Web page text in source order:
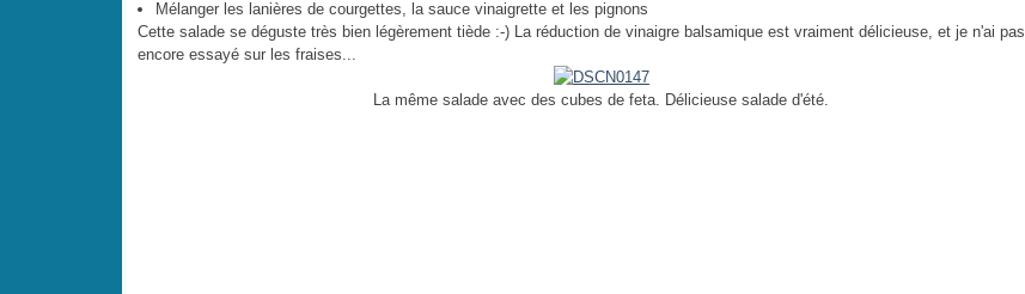
Mélanger les lanières de courgettes, la sauce vinaigrette et les pignons
Cette salade se déguste très bien légèrement tiède :-) La réduction de vinaigre balsamique est vraiment délicieuse, et je n'ai pas
encore essayé sur les fraises...
La même salade avec des cubes de feta. Délicieuse salade d'été.